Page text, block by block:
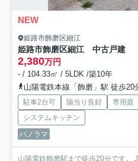
NEW
姫路市飾磨区細江
姫路市飾磨区細江 中古戸建
2,380万円
- / 104.33㎡ / 5LDK /築10年
山陽電鉄本線「飾磨」駅 徒歩20
駐車2台可 陽当り良好 専用庭
システムキッチン
パノラマ
山陽電鉄飾磨駅まで徒歩20分です。